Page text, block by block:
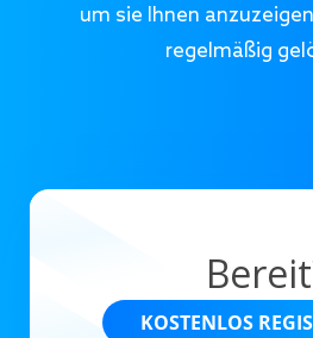
um sie Ihnen
regelmäßig
KOSTENLOS